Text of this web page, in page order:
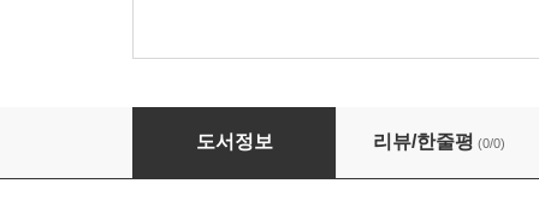
녹색평론 (계간) : 여름 [2026]
도서정보 리뷰/한줄평 (0/0)